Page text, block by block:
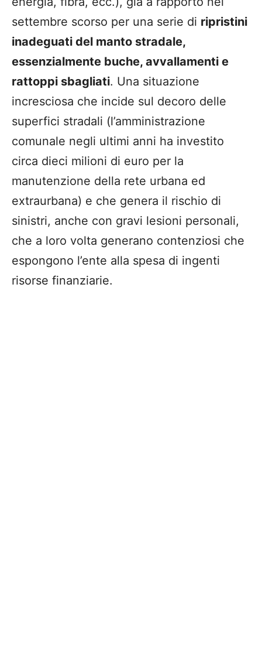
settembre scorso per una serie di ripristini
inadeguati del manto stradale,
essenzialmente buche, avvallamenti e
rattoppi sbagliati. Una situazione
incresciosa che incide sul decoro delle
superfici stradali (l’amministrazione
comunale negli ultimi anni ha investito
circa dieci milioni di euro per la
manutenzione della rete urbana ed
extraurbana) e che genera il rischio di
sinistri, anche con gravi lesioni personali,
che a loro volta generano contenziosi che
espongono l’ente alla spesa di ingenti
risorse finanziarie.